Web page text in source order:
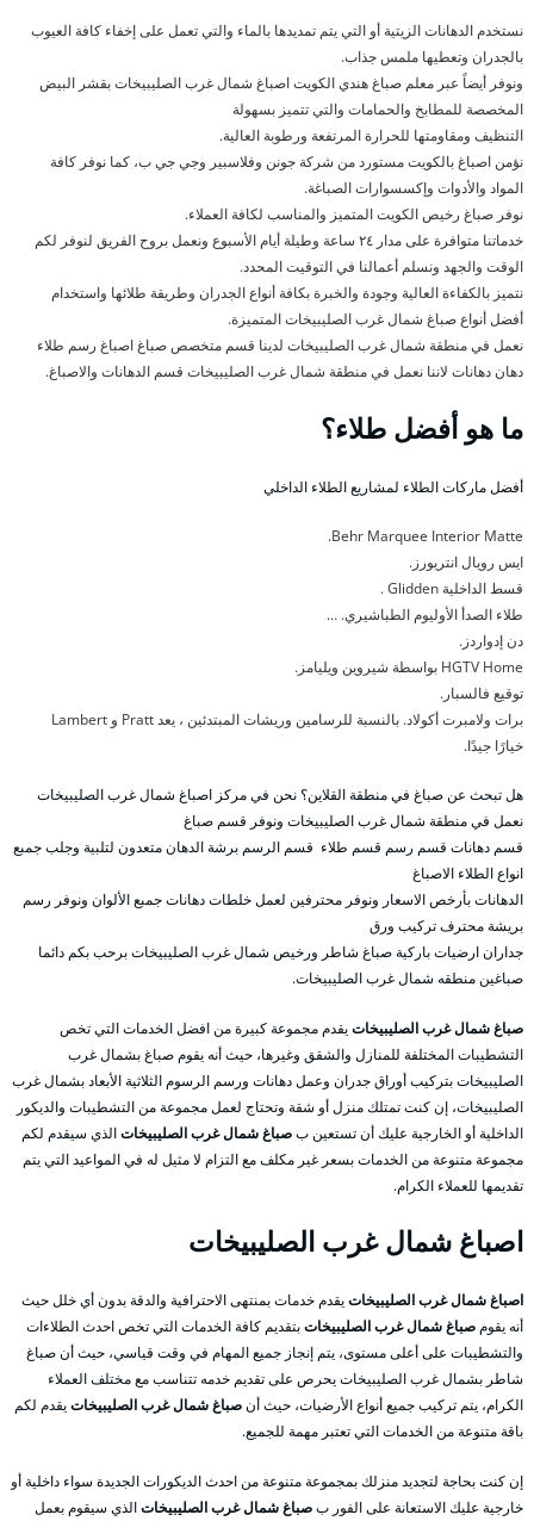
نستخدم الدهانات الزيتية أو التي يتم تمديدها بالماء والتي تعمل على إخفاء كافة العيوب
بالجدران وتعطيها ملمس جذاب.
ونوفر أيضاً عبر معلم صباغ هندي الكويت اصباغ شمال غرب الصليبيخات بقشر البيض
المخصصة للمطابخ والحمامات والتي تتميز بسهولة
التنظيف ومقاومتها للحرارة المرتفعة ورطوبة العالية.
نؤمن اصباغ بالكويت مستورد من شركة جونن وفلاسبير وجي جي ب، كما نوفر كافة
المواد والأدوات وإكسسوارات الصباغة.
نوفر صباغ رخيص الكويت المتميز والمناسب لكافة العملاء.
خدماتنا متوافرة على مدار ٢٤ ساعة وطيلة أيام الأسبوع ونعمل بروح الفريق لنوفر لكم
الوقت والجهد ونسلم أعمالنا في التوقيت المحدد.
نتميز بالكفاءة العالية وجودة والخبرة بكافة أنواع الجدران وطريقة طلائها واستخدام
أفضل أنواع صباغ شمال غرب الصليبيخات المتميزة.
نعمل في منطقة شمال غرب الصليبيخات لدينا قسم متخصص صباغ اصباغ رسم طلاء
دهان دهانات لاننا نعمل في منطقة شمال غرب الصليبيخات قسم الدهانات والاصباغ.
ما هو أفضل طلاء؟
أفضل ماركات الطلاء لمشاريع الطلاء الداخلي
Behr Marquee Interior Matte.
ايس رويال انتريورز.
قسط الداخلية Glidden .
طلاء الصدأ الأوليوم الطباشيري. …
دن إدواردز.
HGTV Home بواسطة شيروين ويليامز.
توقيع فالسبار.
برات ولامبرت أكولاد. بالنسبة للرسامين وريشات المبتدئين ، يعد Pratt و Lambert
خيارًا جيدًا.
هل تبحث عن صباغ في منطقة القلاين؟ نحن في مركز اصباغ شمال غرب الصليبيخات
نعمل في منطقة شمال غرب الصليبيخات ونوفر قسم صباغ
قسم دهانات قسم رسم قسم طلاء قسم الرسم برشة الدهان متعدون لتلبية وجلب جمبع
انواع الطلاء الاصباغ
الدهانات بأرخص الاسعار ونوفر محترفين لعمل خلطات دهانات جمبع الألوان ونوفر رسم
بريشة محترف تركيب ورق
جداران ارضيات باركية صباغ شاطر ورخيص شمال غرب الصليبيخات برحب بكم دائما
صباغين منطقه شمال غرب الصليبيخات.
صباغ شمال غرب الصليبيخاتيقدم مجموعة كبيرة من افضل الخدمات التي تخص
التشطيبات المختلفة للمنازل والشقق وغيرها، حيث أنه يقوم صباغ بشمال غرب
الصليبيخات بتركيب أوراق جدران وعمل دهانات ورسم الرسوم الثلاثية الأبعاد بشمال غرب
الصليبيخات، إن كنت تمتلك منزل أو شقة وتحتاج لعمل مجموعة من التشطيبات والديكور
الداخلية أو الخارجية عليك أن تستعين بصباغ شمال غرب الصليبيخاتالذي سيقدم لكم
مجموعة متنوعة من الخدمات بسعر غير مكلف مع التزام لا مثيل له في المواعيد التي يتم
تقديمها للعملاء الكرام.
اصباغ شمال غرب الصليبيخات
اصباغ شمال غرب الصليبيخاتيقدم خدمات بمنتهى الاحترافية والدقة بدون أي خلل حيث
أنه يقوم صباغ شمال غرب الصليبيخاتبتقديم كافة الخدمات التي تخص احدث الطلاءات
والتشطيبات على أعلى مستوى، يتم إنجاز جميع المهام في وقت قياسي، حيث أن صباغ
شاطر بشمال غرب الصليبيخات يحرص على تقديم خدمه تتناسب مع مختلف العملاء
الكرام، يتم تركيب جميع أنواع الأرضيات، حيث أنصباغ شمال غرب الصليبيخاتيقدم لكم
باقة متنوعة من الخدمات التي تعتبر مهمة للجميع.
إن كنت بحاجة لتجديد منزلك بمجموعة متنوعة من احدث الديكورات الجديدة سواء داخلية أو
خارجية عليك الاستعانة على الفور بصباغ شمال غرب الصليبيخاتالذي سيقوم بعمل